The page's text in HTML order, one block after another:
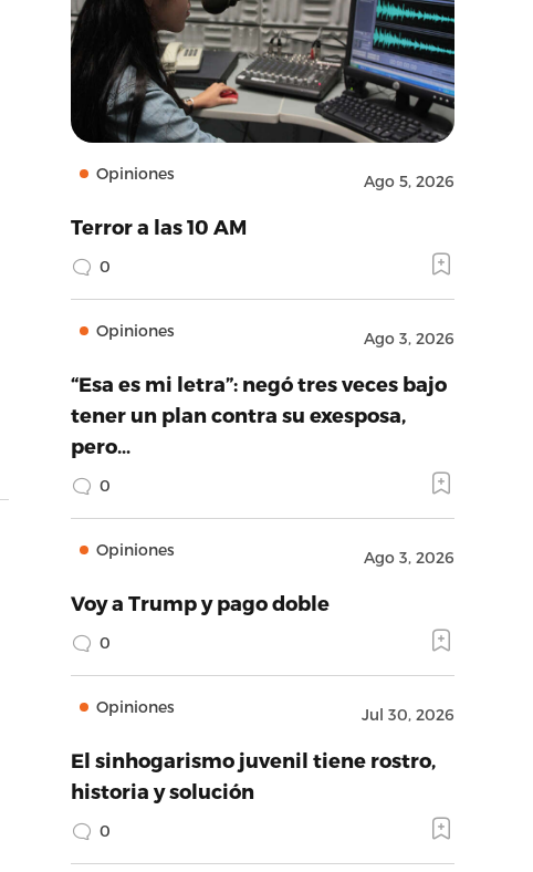
Opiniones Ago 5, 2026
Terror a las 10 AM
0
Opiniones Ago 3, 2026
“Esa es mi letra”: negó tres veces bajo
tener un plan contra su exesposa,
pero…
0
Opiniones Ago 3, 2026
Voy a Trump y pago doble
0
Opiniones Jul 30, 2026
El sinhogarismo juvenil tiene rostro,
historia y solución
0